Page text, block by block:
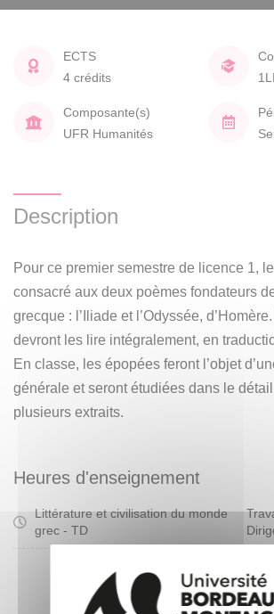
ECTS
4 crédits
Composante(s)
UFR Humanités
Description
Pour ce premier semestre de licence 1,
consacré aux deux poèmes fondateurs
grecque : l’Iliade et l’Odyssée,
devront les lire intégralement, en
En classe, les épopées feront l’objet
générale et seront étudiées dans le
plusieurs extraits.
Heures d'enseignement
Littérature et civilisation du monde
grec - TD